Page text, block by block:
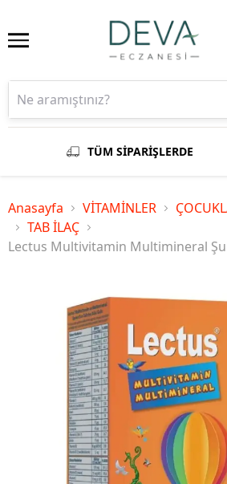
TÜM SİPARİŞLERDE
Anasayfa VİTAMİNLER
TAB İLAÇ
Lectus Multivitamin Multimineral